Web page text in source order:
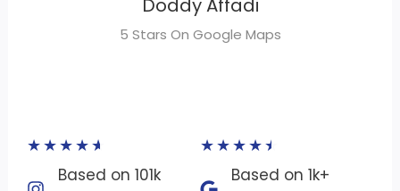
★★★★★
Based on 101k
★★★★★
Based on 1k+